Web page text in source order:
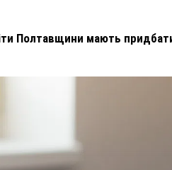
Полтавщини мають